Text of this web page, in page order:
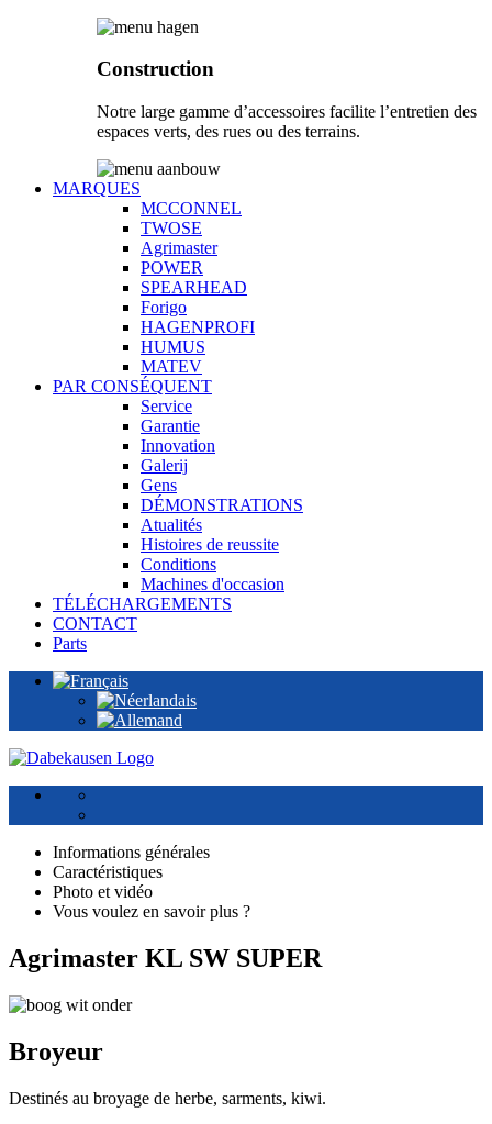
Construction
Notre large gamme d’accessoires facilite l’entretien des
espaces verts, des rues ou des terrains.
MARQUES
MCCONNEL
TWOSE
Agrimaster
POWER
SPEARHEAD
Forigo
HAGENPROFI
HUMUS
MATEV
PAR CONSÉQUENT
Service
Garantie
Innovation
Galerij
Gens
DÉMONSTRATIONS
Atualités
Histoires de reussite
Conditions
Machines d'occasion
TÉLÉCHARGEMENTS
CONTACT
Parts
Informations générales
Caractéristiques
Photo et vidéo
Vous voulez en savoir plus ?
Agrimaster KL SW SUPER
Broyeur
Destinés au broyage de herbe, sarments, kiwi.